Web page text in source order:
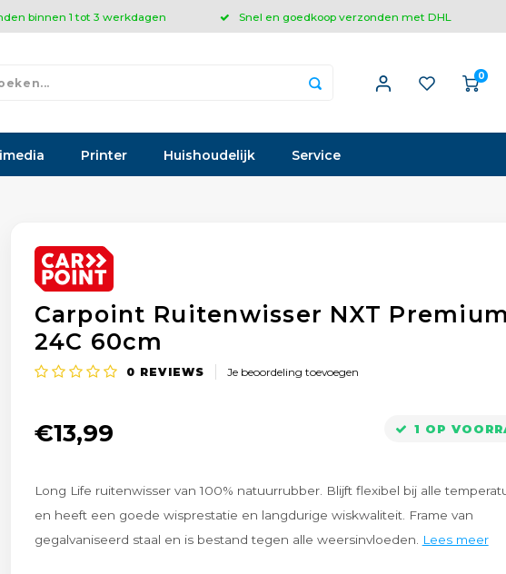
binnen 1 tot 3 werkdagen Snel en goedkoop verzonden met DHL
0
Printer Huishoudelijk Service
Carpoint Ruitenwisser NXT
24C 60cm
0 REVIEWS Je beoordeling toevoegen
€13,99 1 OP
Long Life ruitenwisser van 100% natuurrubber. Blijft flexibel bij alle
en heeft een goede wisprestatie en langdurige wiskwaliteit. Frame van
gegalvaniseerd staal en is bestand tegen alle weersinvloeden.
Lees meer